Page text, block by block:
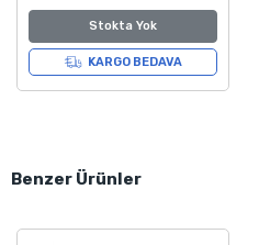
Stokta Yok
KARGO BEDAVA
Benzer Ürünler